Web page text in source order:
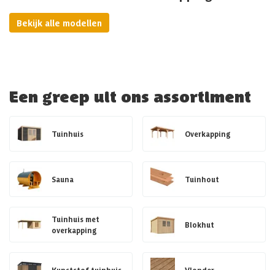
Bekijk alle modellen
Een greep uit ons assortiment
Tuinhuis Overkapping
Sauna Tuinhout
Tuinhuis met
overkapping
Blokhut